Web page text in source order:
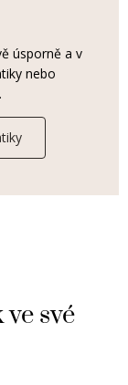
úsporně a v
nebo
své